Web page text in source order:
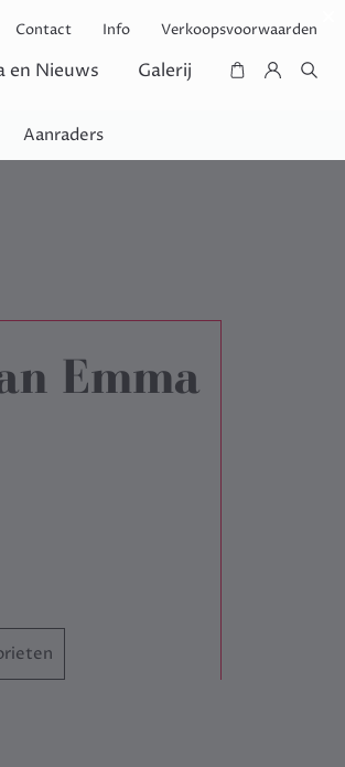
Contact Info Verkoopsvoorwaarden
en Nieuws Galerij
Aanraders
Emma